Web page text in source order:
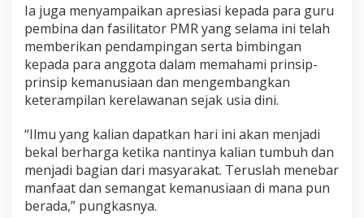
Ia juga menyampaikan apresiasi kepada para guru
pembina dan fasilitator PMR yang selama ini telah
memberikan pendampingan serta bimbingan
kepada para anggota dalam memahami prinsip-
prinsip kemanusiaan dan mengembangkan
keterampilan kerelawanan sejak usia dini.
“Ilmu yang kalian dapatkan hari ini akan menjadi
bekal berharga ketika nantinya kalian tumbuh dan
menjadi bagian dari masyarakat. Teruslah menebar
manfaat dan semangat kemanusiaan di mana pun
berada,” pungkasnya.